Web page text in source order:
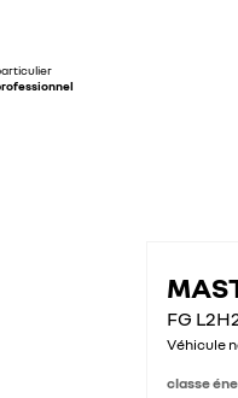
FG
Véhicule
classe